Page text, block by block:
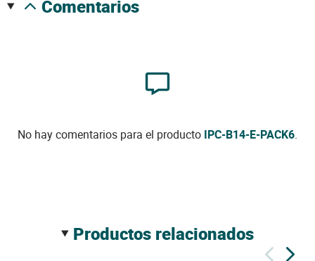
comentarios
No hay comentarios para el producto IPC-B14-E-PACK6.
productos relacionados